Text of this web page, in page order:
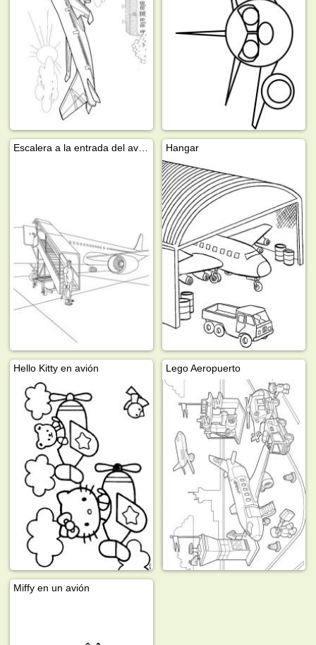
Hangar
Hello Kitty en avión Lego Aeropuerto
Miffy en un avión